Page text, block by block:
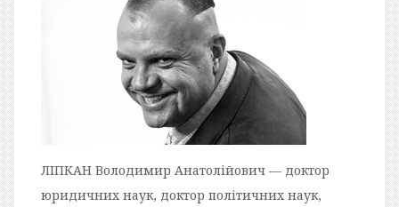
ЛІПКАН Володимир Анатолійович — доктор
юридичних наук, доктор політичних наук,